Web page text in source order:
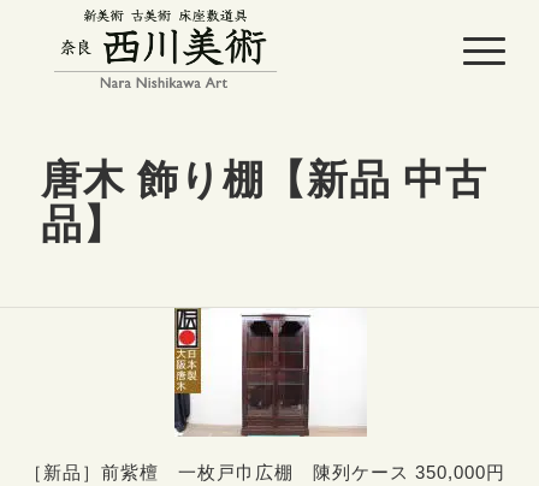
唐木 飾り棚【新品 中古
品】
［新品］前紫檀 一枚戸巾広棚 陳列ケース 350,000円